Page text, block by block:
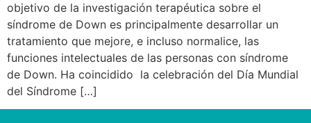
objetivo de la investigación terapéutica sobre el
síndrome de Down es principalmente desarrollar un
tratamiento que mejore, e incluso normalice, las
funciones intelectuales de las personas con síndrome
de Down. Ha coincidido la celebración del Día Mundial
del Síndrome […]